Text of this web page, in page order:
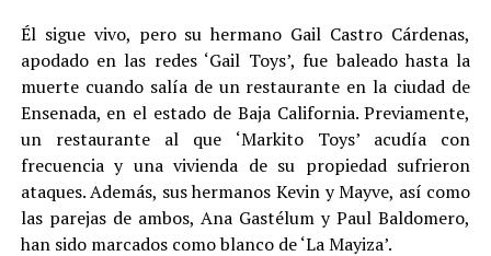
Él sigue vivo, pero su hermano Gail Castro Cárdenas,
apodado en las redes ‘Gail Toys’, fue baleado hasta la
muerte cuando salía de un restaurante en la ciudad de
Ensenada, en el estado de Baja California. Previamente,
un restaurante al que ‘Markito Toys’ acudía con
frecuencia y una vivienda de su propiedad sufrieron
ataques. Además, sus hermanos Kevin y Mayve, así como
las parejas de ambos, Ana Gastélum y Paul Baldomero,
han sido marcados como blanco de ‘La Mayiza’.